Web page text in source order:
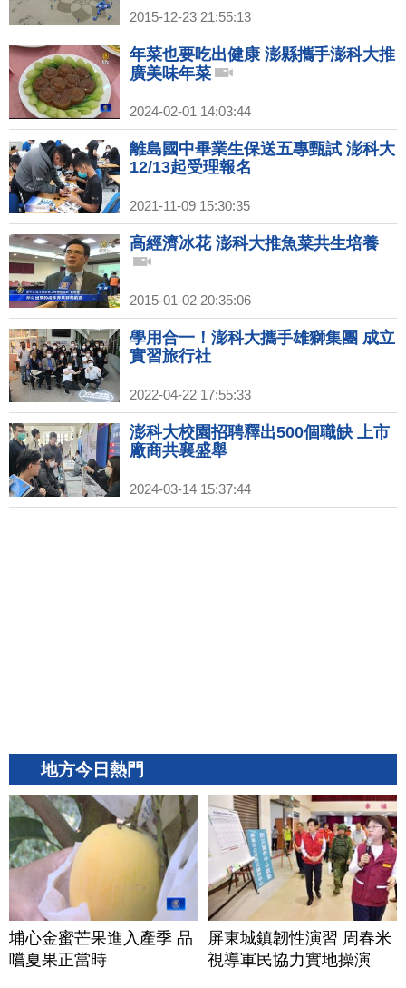
2015-12-23 21:55:13
年菜也要吃出健康 澎縣攜手澎科大推
廣美味年菜
2024-02-01 14:03:44
離島國中畢業生保送五專甄試 澎科大
12/13起受理報名
2021-11-09 15:30:35
高經濟冰花 澎科大推魚菜共生培養
2015-01-02 20:35:06
學用合一！澎科大攜手雄獅集團 成立
實習旅行社
2022-04-22 17:55:33
澎科大校園招聘釋出500個職缺 上市
廠商共襄盛舉
2024-03-14 15:37:44
地方今日熱門
埔心金蜜芒果進入產季 品
嚐夏果正當時
屏東城鎮韌性演習 周春米
視導軍民協力實地操演